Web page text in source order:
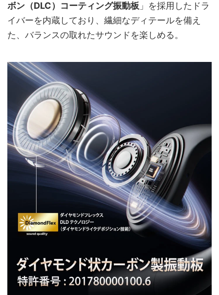
ボン（DLC）コーティング振動板 」を採用したドラ
イバーを内蔵しており、繊細なディテールを備え
た、バランスの取れたサウンドを楽しめる。